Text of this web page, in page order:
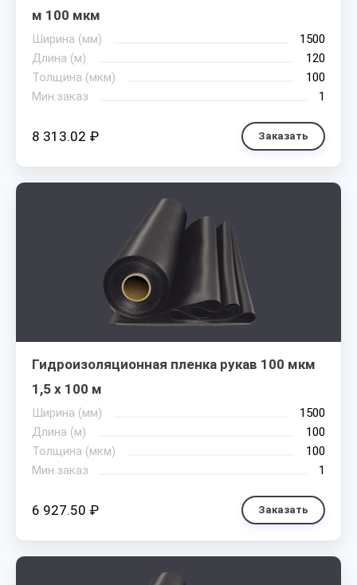
м 100 мкм
Ширина (мм)
1500
Длина (м)
120
Толщина (мкм)
100
Мин.заказ
1
8 313.02 ₽ Заказать
Гидроизоляционная пленка рукав 100 мкм
1,5 х 100 м
Ширина (мм)
1500
Длина (м)
100
Толщина (мкм)
100
Мин.заказ
1
6 927.50 ₽ Заказать